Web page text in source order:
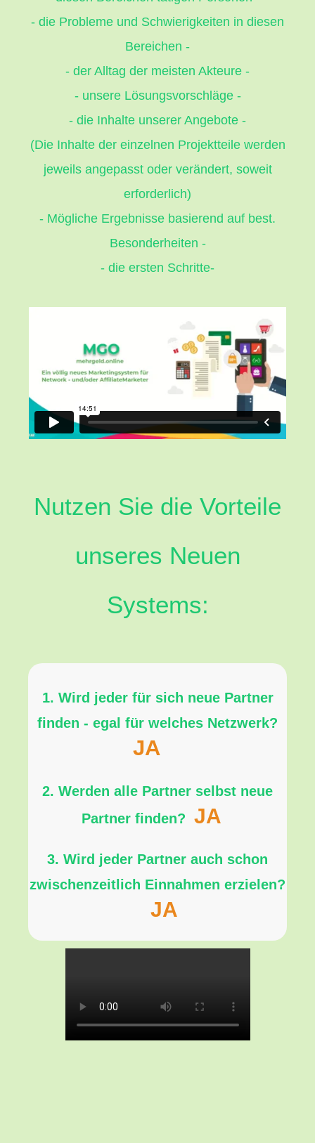
- die Probleme und Schwierigkeiten in diesen
Bereichen -
- der Alltag der meisten Akteure -
- unsere Lösungsvorschläge -
- die Inhalte unserer Angebote -
(Die Inhalte der einzelnen Projektteile werden
jeweils angepasst oder verändert, soweit
erforderlich)
- Mögliche Ergebnisse basierend auf best.
Besonderheiten -
- die ersten Schritte-
Nutzen Sie die Vorteile
unseres Neuen
Systems:
1. Wird jeder für sich neue Partner
finden - egal für welches Netzwerk?
JA
2. Werden alle Partner selbst neue
Partner finden? JA
3. Wird jeder Partner auch schon
zwischenzeitlich Einnahmen erzielen?
JA